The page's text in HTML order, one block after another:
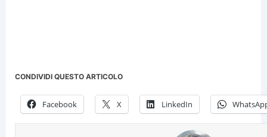
CONDIVIDI QUESTO ARTICOLO
Facebook X LinkedIn